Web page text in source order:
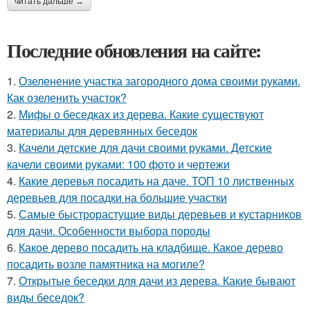
Последние обновления на сайте:
1. Озеленение участка загородного дома своими руками.
Как озеленить участок?
2. Мифы о беседках из дерева. Какие существуют
материалы для деревянных беседок
3. Качели детские для дачи своими руками. Детские
качели своими руками: 100 фото и чертежи
4. Какие деревья посадить на даче. ТОП 10 лиственных
деревьев для посадки на большие участки
5. Самые быстрорастущие виды деревьев и кустарников
для дачи. Особенности выбора породы
6. Какое дерево посадить на кладбище. Какое дерево
посадить возле памятника на могиле?
7. Открытые беседки для дачи из дерева. Какие бывают
виды беседок?